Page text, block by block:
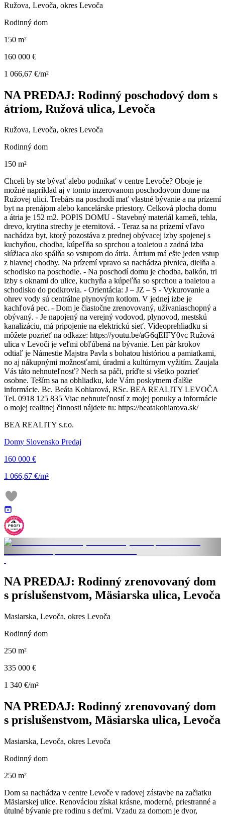
Ružova, Levoča, okres Levoča
Rodinný dom
150 m²
160 000 €
1 066,67 €/m²
NA PREDAJ: Rodinný poschodový dom s
átriom, Ružová ulica, Levoča
Ružova, Levoča, okres Levoča
Rodinný dom
150 m²
Chceli by ste bývať alebo podnikať v centre Levoče? Oboje je
možné napríklad aj v tomto inzerovanom poschodovom dome na
Ružovej ulici. Trebárs na poschodí mať vlastné bývanie a na prízemí
byt na prenájom alebo kancelárske priestory. Celková plocha domu
a átria je 152 m2. POPIS DOMU - Stavebný materiál kameň, tehla,
drevo, krytina strechy je eternitová. - Teraz sa na prízemí vľavo
nachádza byt, ktorý pozostáva z prednej obývacej izby spojenej s
kuchyňou, chodba, kúpeľňa so sprchou a toaletou a zadná izba
slúžiaca ako spálňa so vstupom do átria. Átrium má ešte jeden vstup
z hlavnej chodby. Na prízemí vpravo sa nachádza pivnica, dielňa a
schodisko na poschodie. - Na poschodí domu je chodba, balkón, tri
izby s oknami do ulice, kuchyňa a kúpeľňa so sprchou a toaletou a
schodisko do podkrovia. - Orientácia: J – JZ – S - Vykurovanie a
ohrev vody sú centrálne plynovým kotlom. V jednej izbe je
kachľová pec. - Dom je čiastočne zrenovovaný, užívaniaschopný a
obývaný. - Je napojený na verejný vodovod, plynovod, mestskú
kanalizáciu, má pripojenie na elektrickú sieť. Videoprehliadku si
môžete pozrieť na odkaze: https://youtu.be/aG6qEIFY0vc Ružová
ulica v Levoči je veľmi obľúbená na bývanie. Len pár krokov
odtiaľ je Námestie Majstra Pavla s bohatou históriou a pamiatkami,
no aj nákupnými možnosťami, úradmi a kultúrnym vyžitím. Zaujala
Vás táto nehnuteľnosť? Nech sa páči, príďte si všetko pozrieť
osobne. Teším sa na obhliadku, kde Vám poskytnem ďalšie
informácie. Bc. Beáta Kohiarová, RSc. BEA REALITY LEVOČA
Tel. 0918 125 835 Viac nehnuteľností z mojej ponuky a informácie
o mojej realitnej činnosti nájdete tu: https://beatakohiarova.sk/
BEA REALITY s.r.o.
Domy Slovensko Predaj
160 000 €
1 066,67 €/m²
NA PREDAJ: Rodinný zrenovovaný dom
s príslušenstvom, Mäsiarska ulica, Levoča
Masiarska, Levoča, okres Levoča
Rodinný dom
250 m²
335 000 €
1 340 €/m²
NA PREDAJ: Rodinný zrenovovaný dom
s príslušenstvom, Mäsiarska ulica, Levoča
Masiarska, Levoča, okres Levoča
Rodinný dom
250 m²
Dom sa nachádza v centre Levoče v radovej zástavbe na začiatku
Mäsiarskej ulice. Renováciou získal krásne, moderné, priestranné a
útulné bývanie pre rodinu s deťmi. Vzadu za domom je dvor,